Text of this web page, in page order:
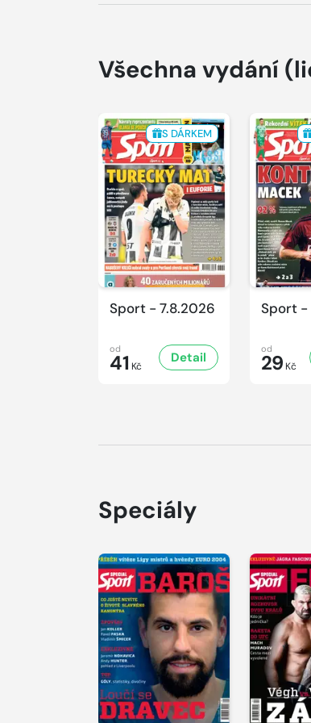
Všechna vydání
S DÁRKEM
Sport - 7.8.2026
od
41 Kč
Detail
Sport -
od
29 Kč
Speciály